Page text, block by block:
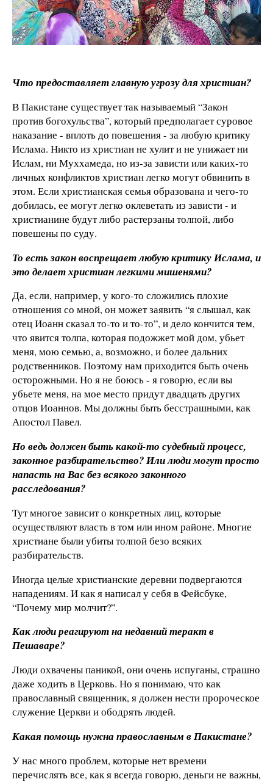
Что предоставляет главную угрозу для христиан?
В Пакистане существует так называемый “Закон
против богохульства”, который предполагает суровое
наказание - вплоть до повешения - за любую критику
Ислама. Никто из христиан не хулит и не унижает ни
Ислам, ни Муххамеда, но из-за зависти или каких-то
личных конфликтов христиан легко могут обвинить в
этом. Если христианская семья образована и чего-то
добилась, ее могут легко оклеветать из зависти - и
христианине будут либо растерзаны толпой, либо
повешены по суду.
То есть закон воспрещает любую критику Ислама, и
это делает христиан легкими мишенями?
Да, если, например, у кого-то сложились плохие
отношения со мной, он может заявить “я слышал, как
отец Иоанн сказал то-то и то-то”, и дело кончится тем,
что явится толпа, которая подожжет мой дом, убьет
меня, мою семью, а, возможно, и более дальних
родственников. Поэтому нам приходится быть очень
осторожными. Но я не боюсь - я говорю, если вы
убьете меня, на мое место придут двадцать других
отцов Иоаннов. Мы должны быть бесстрашными, как
Апостол Павел.
Но ведь должен быть какой-то судебный процесс,
законное разбирательство? Или люди могут просто
напасть на Вас без всякого законного
расследования?
Тут многое зависит о конкретных лиц, которые
осуществляют власть в том или ином районе. Многие
христиане были убиты толпой безо всяких
разбирательств.
Иногда целые христианские деревни подвергаются
нападениям. И как я написал у себя в Фейсбуке,
“Почему мир молчит?”.
Как люди реагируют на недавний теракт в
Пешаваре?
Люди охвачены паникой, они очень испуганы, страшно
даже ходить в Церковь. Но я понимаю, что как
православный священник, я должен нести пророческое
служение Церкви и ободрять людей.
Какая помощь нужна православным в Пакистане?
У нас много проблем, которые нет времени
перечислять все, как я всегда говорю, деньги не важны,